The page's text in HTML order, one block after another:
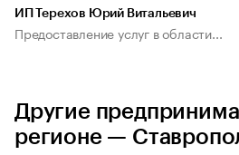
ИП Терехов Юрий Витальевич
Предоставление услуг в области...
Другие
регионе —